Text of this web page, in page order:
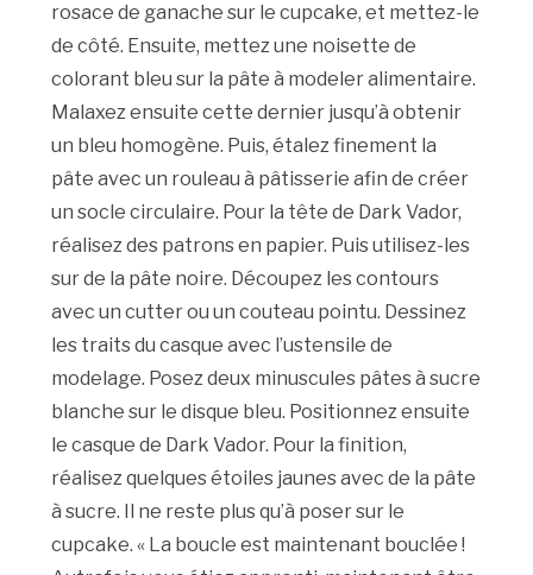
rosace de ganache sur le cupcake, et mettez-le
de côté. Ensuite, mettez une noisette de
colorant bleu sur la pâte à modeler alimentaire.
Malaxez ensuite cette dernier jusqu’à obtenir
un bleu homogène. Puis, étalez finement la
pâte avec un rouleau à pâtisserie afin de créer
un socle circulaire. Pour la tête de Dark Vador,
réalisez des patrons en papier. Puis utilisez-les
sur de la pâte noire. Découpez les contours
avec un cutter ou un couteau pointu. Dessinez
les traits du casque avec l’ustensile de
modelage. Posez deux minuscules pâtes à sucre
blanche sur le disque bleu. Positionnez ensuite
le casque de Dark Vador. Pour la finition,
réalisez quelques étoiles jaunes avec de la pâte
à sucre. Il ne reste plus qu’à poser sur le
cupcake. « La boucle est maintenant bouclée !